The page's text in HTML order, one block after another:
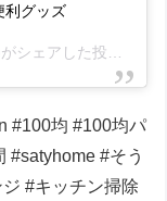
利グッズ
ェアした投稿 –
#100均 #100均パ
#satyhome #そう
#キッチン掃除